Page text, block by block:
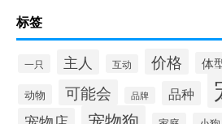
标签
一只 主人 互动 价格 体
动物 可能会 品牌 品种